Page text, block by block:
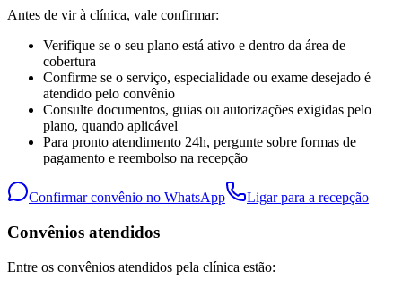
Antes de vir à clínica, vale confirmar:
Verifique se o seu plano está ativo e dentro da área de
cobertura
Confirme se o serviço, especialidade ou exame desejado é
atendido pelo convênio
Consulte documentos, guias ou autorizações exigidas pelo
plano, quando aplicável
Para pronto atendimento 24h, pergunte sobre formas de
pagamento e reembolso na recepção
Confirmar convênio no WhatsApp Ligar para a recepção
Convênios atendidos
Entre os convênios atendidos pela clínica estão: